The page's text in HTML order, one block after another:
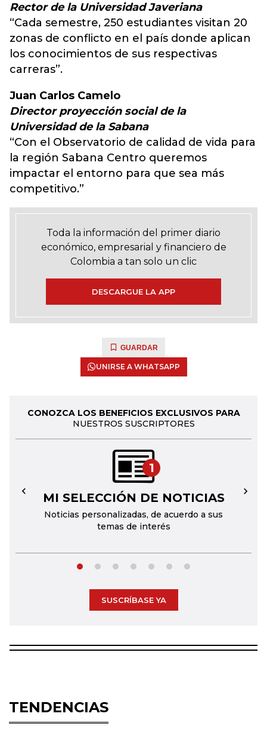
Rector de la Universidad Javeriana
“Cada semestre, 250 estudiantes visitan 20
zonas de conflicto en el país donde aplican
los conocimientos de sus respectivas
carreras”.
Juan Carlos Camelo
Director proyección social de la
Universidad de la Sabana
“Con el Observatorio de calidad de vida para
la región Sabana Centro queremos
impactar el entorno para que sea más
competitivo.”
Toda la información del primer diario
económico, empresarial y financiero de
Colombia a tan solo un clic
DESCARGUE LA APP
GUARDAR
UNIRSE A WHATSAPP
CONOZCA LOS BENEFICIOS EXCLUSIVOS PARA
NUESTROS SUSCRIPTORES
1
MI SELECCIÓN DE NOTICIAS
Noticias personalizadas, de acuerdo a sus
temas de interés
← →
SUSCRÍBASE YA
TENDENCIAS